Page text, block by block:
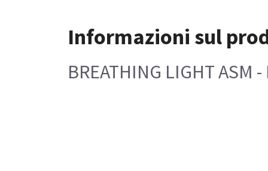
Informazioni sul
BREATHING LIGHT